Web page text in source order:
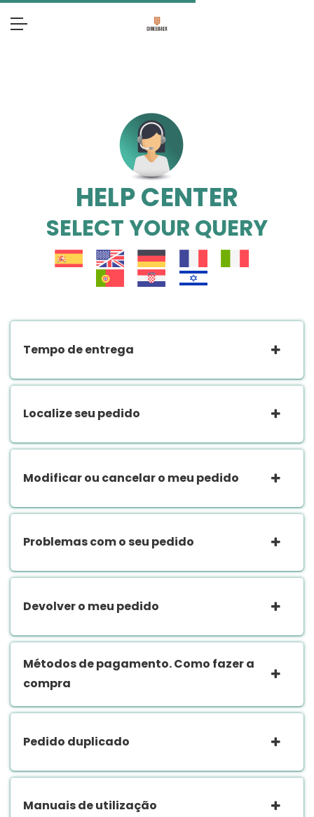
HELP CENTER
SELECT YOUR QUERY
Tempo de entrega
Localize seu pedido
Modificar ou cancelar o meu pedido
Problemas com o seu pedido
Devolver o meu pedido
Métodos de pagamento. Como fazer a
compra
Pedido duplicado
Manuais de utilização